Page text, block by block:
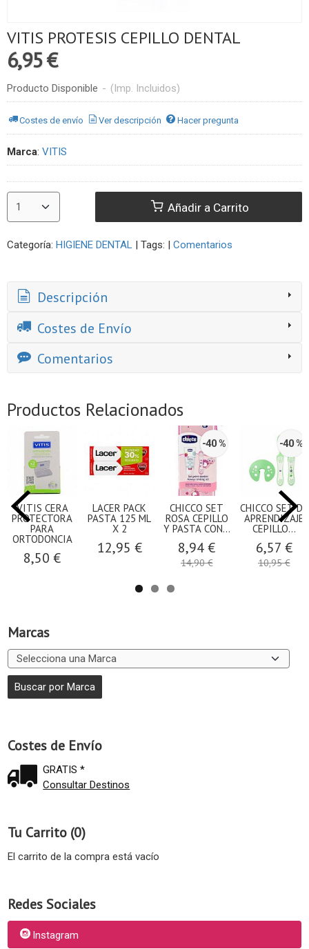
Marcas
Costes de Envío
GRATIS *
Consultar Destinos
Tu Carrito (0)
El carrito de la compra está vacío
Redes Sociales
Instagram
VITIS PROTESIS CEPILLO DENTAL
6,95 €
Producto Disponible - (Imp. Incluidos)
Costes de envío Ver descripción Hacer pregunta
Marca: VITIS
Añadir a Carrito
Categoría: HIGIENE DENTAL | Tags: | Comentarios
Descripción
Costes de Envío
Comentarios
Productos Relacionados
VITIS CERA
PROTECTORA
PARA
ORTODONCIA
8,50 €
LACER PACK
PASTA 125 ML
X 2
12,95 €
-40 %
CHICCO SET
ROSA CEPILLO
Y PASTA CON...
8,94 €
14,90 €
-40 %
CHICCO SET DE
APRENDIZAJE
CEPILLO...
6,57 €
10,95 €